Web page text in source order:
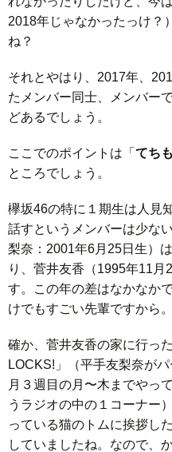
2018年じゃなかったっけ？
ね？
それとやはり、2017年、
たメンバー同士、メンバー
どあるでしょう。
ここでのポイントは「 てち
ところでしょう。
欅坂46の特に１期生は人見
話すというメンバーは少な
梨奈：2001年6月25日生）
り、菅井友香（1995年11月
す。この年の差はなかなか
けでもすごい先輩ですから。
確か、菅井友香の家に行っ
LOCKS!」（平手友梨奈が
月３週目の月〜木までやっ
うラジオの中の１コーナー
っている猫のトムに挨拶し
していましたね。なので、